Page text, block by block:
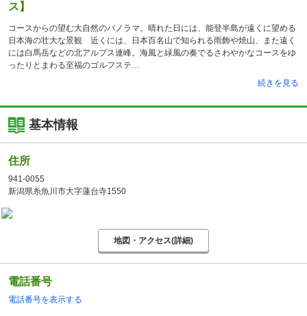
ス】
コースからの望む大自然のパノラマ。晴れた日には、能登半島が遠くに望める
日本海の壮大な景観 近くには、日本百名山で知られる雨飾や焼山、また遠く
には白馬岳などの北アルプス連峰。海風と緑風の奏でるさわやかなコースをゆ
ったりとまわる至福のゴルフステ
続きを見る
基本情報
住所
941-0055
新潟県糸魚川市大字蓮台寺1550
地図・アクセス(詳細)
電話番号
電話番号を表示する